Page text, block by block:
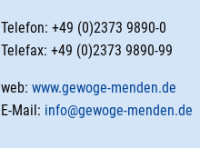
Telefon: +49 (0)2373 9890-0
Telefax: +49 (0)2373 9890-99
web: www.gewoge-menden.de
E-Mail: info@gewoge-menden.de